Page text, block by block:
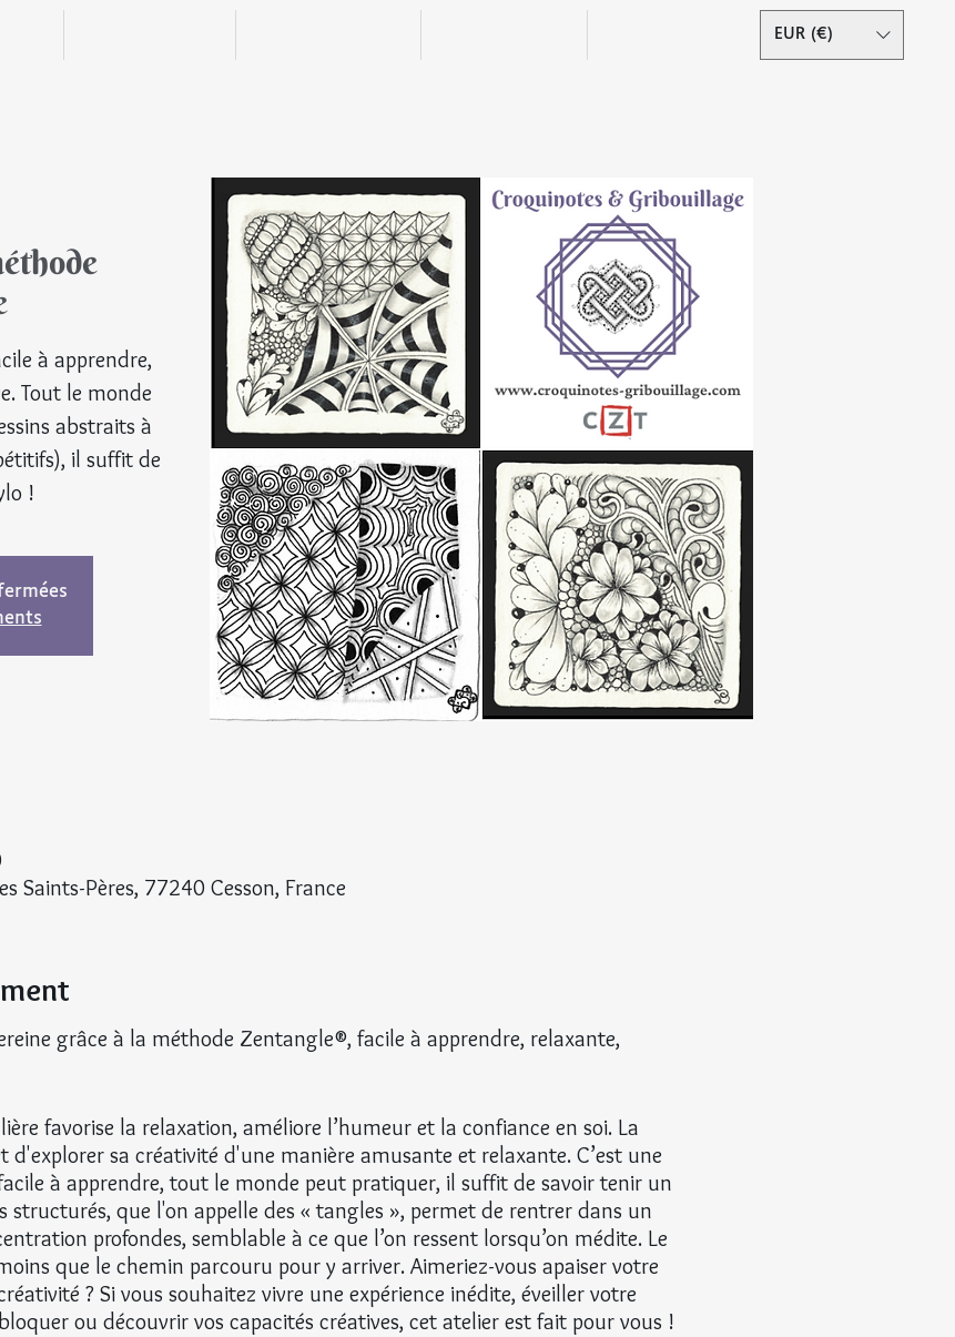
EUR (€)
à apprendre,
Tout le monde
abstraits à
il suffit de
!
Saints-Pères, 77240 Cesson, France
grâce à la méthode Zentangle®, facile à apprendre, relaxante,
favorise la relaxation, améliore l’humeur et la confiance en soi. La
sa créativité d'une manière amusante et relaxante. C’est une
à apprendre, tout le monde peut pratiquer, il suffit de savoir tenir un
que l'on appelle des « tangles », permet de rentrer dans un
profondes, semblable à ce que l’on ressent lorsqu’on médite. Le
que le chemin parcouru pour y arriver. Aimeriez-vous apaiser votre
? Si vous souhaitez vivre une expérience inédite, éveiller votre
ou découvrir vos capacités créatives, cet atelier est fait pour vous !
© Tous droits réservés